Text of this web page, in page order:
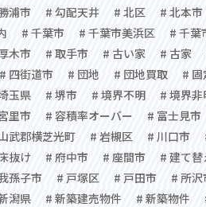
浦市 # 勾配天井 # 北区 # 北本市
# 千葉市 # 千葉市美浜区 # 千葉
木市 # 取手市 # 古い家 # 古家
# 四街道市 # 団地 # 団地買取 #
玉県 # 堺市 # 境界不明 # 境界非
里市 # 容積率オーバー # 富士見市
武郡横芝光町 # 岩槻区 # 川口市
抜け # 府中市 # 座間市 # 建て
孫子市 # 戸塚区 # 戸田市 # 所沢
潟県 # 新築建売物件 # 新築物件